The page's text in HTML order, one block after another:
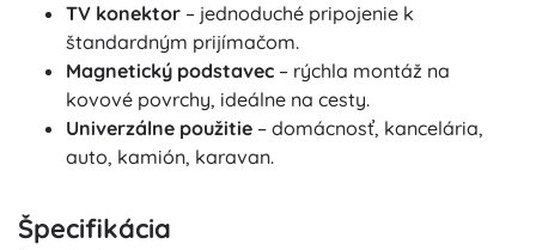
TV konektor – jednoduché pripojenie k
štandardným prijímačom.
Magnetický podstavec – rýchla montáž na
kovové povrchy, ideálne na cesty.
Univerzálne použitie – domácnosť, kancelária,
auto, kamión, karavan.
Špecifikácia